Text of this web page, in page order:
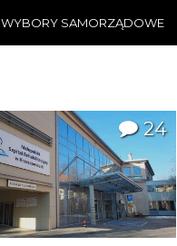
WYBORY SAMORZĄDOWE
24